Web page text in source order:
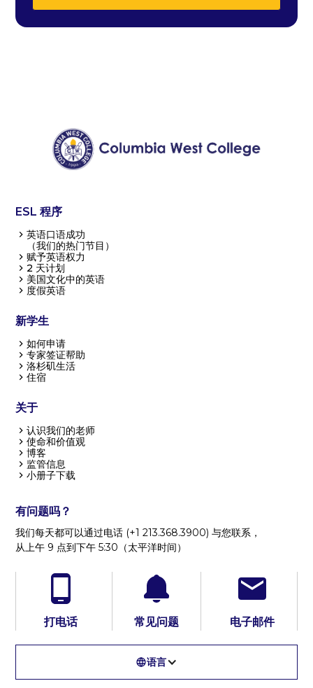
ESL 程序
英语口语成功
（我们的热门节目）
赋予英语权力
2 天计划
美国文化中的英语
度假英语
新学生
如何申请
专家签证帮助
洛杉矶生活
住宿
关于
认识我们的老师
使命和价值观
博客
监管信息
小册子下载
有问题吗？
我们每天都可以通过电话 (+1 213.368.3900) 与您联系，
从上午 9 点到下午 5:30（太平洋时间）
打电话 常见问题 电子邮件
语言